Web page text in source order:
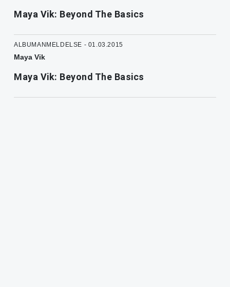
Maya Vik: Beyond The Basics
ALBUMANMELDELSE - 01.03.2015
Maya Vik
Maya Vik: Beyond The Basics